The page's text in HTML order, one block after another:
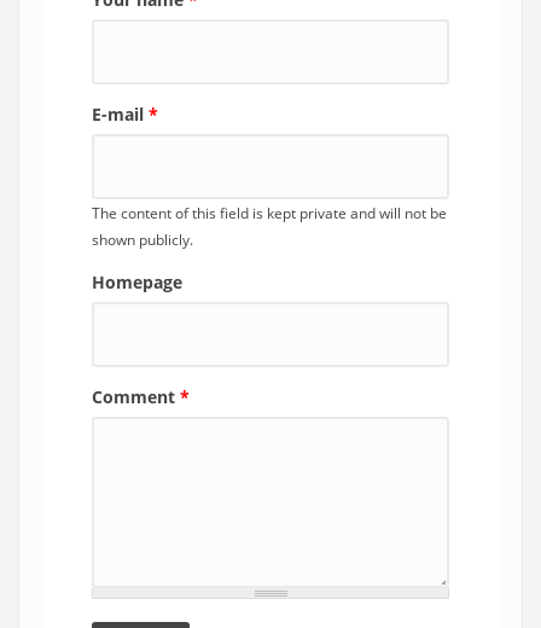
E-mail *
The content of this field is kept private and will not be
shown publicly.
Homepage
Comment *